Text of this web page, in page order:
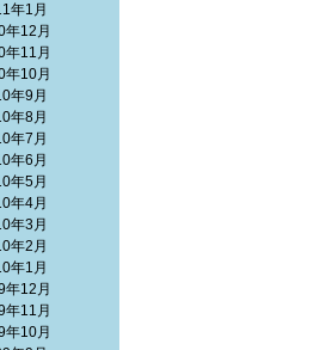
年1月
年12月
年11月
年10月
年9月
年8月
年7月
年6月
年5月
年4月
年3月
年2月
年1月
年12月
年11月
年10月